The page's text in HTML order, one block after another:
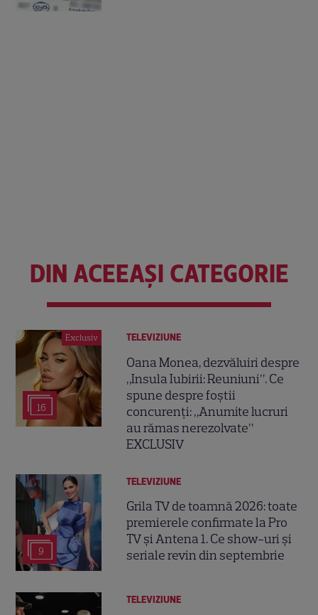
DIN ACEEAȘI CATEGORIE
Exclusiv
16
TELEVIZIUNE
Oana Monea, dezvăluiri despre
„Insula Iubirii: Reuniuni”. Ce
spune despre foștii
concurenți: „Anumite lucruri
au rămas nerezolvate”
EXCLUSIV
9
TELEVIZIUNE
Grila TV de toamnă 2026: toate
premierele confirmate la Pro
TV și Antena 1. Ce show-uri și
seriale revin din septembrie
TELEVIZIUNE